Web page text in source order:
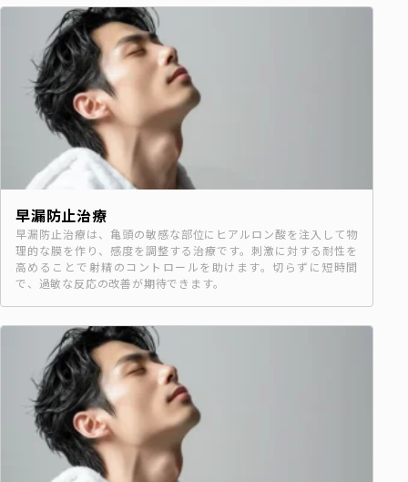
早漏防止治療
早漏防止治療は、亀頭の敏感な部位にヒアルロン酸を注入して物
理的な膜を作り、感度を調整する治療です。刺激に対する耐性を
高めることで射精のコントロールを助けます。切らずに短時間
で、過敏な反応の改善が期待できます。